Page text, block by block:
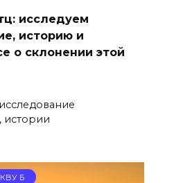
исследуем
историю и
о склонении этой
истории
Б